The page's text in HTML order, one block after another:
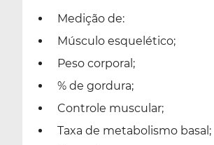
Medição de:
Músculo esquelético;
Peso corporal;
% de gordura;
Controle muscular;
Taxa de metabolismo basal;